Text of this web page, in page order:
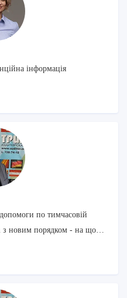
інформація
по тимчасовій
з новим порядком - на що